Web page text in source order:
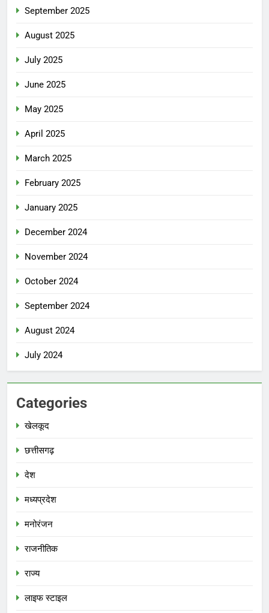
September 2025
August 2025
July 2025
June 2025
May 2025
April 2025
March 2025
February 2025
January 2025
December 2024
November 2024
October 2024
September 2024
August 2024
July 2024
Categories
खेलकूद
छत्तीसगढ़
देश
मध्‍यप्रदेश
मनोरंजन
राजनीतिक
राज्य
लाइफ स्टाइल